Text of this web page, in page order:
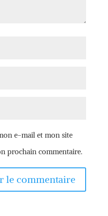
e-mail et mon site
prochain commentaire.